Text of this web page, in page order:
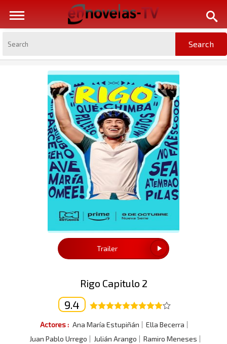
Trailer
Rigo Capitulo 2
9.4
Actores : Ana María Estupiñán
Ella Becerra
Juan Pablo Urrego
Julián Arango
Ramiro Meneses